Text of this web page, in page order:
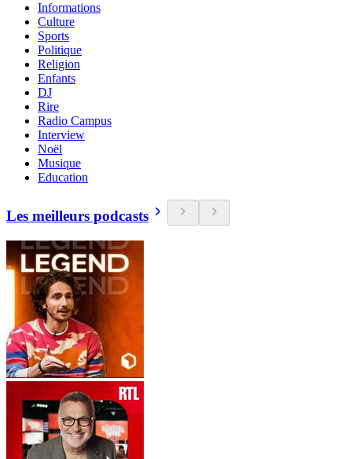
Informations
Culture
Sports
Politique
Religion
Enfants
DJ
Rire
Radio Campus
Interview
Noël
Musique
Education
Les meilleurs podcasts